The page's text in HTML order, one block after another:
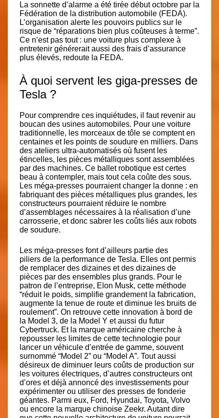
La sonnette d’alarme a été tirée début octobre par la
Fédération de la distribution automobile (FEDA).
L’organisation alerte les pouvoirs publics sur le
risque de “réparations bien plus coûteuses à terme”.
Ce n’est pas tout : une voiture plus complexe à
entretenir générerait aussi des frais d’assurance
plus élevés, redoute la FEDA.
À quoi servent les giga-presses de
Tesla ?
Pour comprendre ces inquiétudes, il faut revenir au
boucan des usines automobiles. Pour une voiture
traditionnelle, les morceaux de tôle se comptent en
centaines et les points de soudure en milliers. Dans
des ateliers ultra-automatisés où fusent les
étincelles, les pièces métalliques sont assemblées
par des machines. Ce ballet robotique est certes
beau à contempler, mais tout cela coûte des sous.
Les méga-presses pourraient changer la donne : en
fabriquant des pièces métalliques plus grandes, les
constructeurs pourraient réduire le nombre
d’assemblages nécessaires à la réalisation d’une
carrosserie, et donc sabrer les coûts liés aux robots
de soudure.
Les méga-presses font d’ailleurs partie des
piliers de la performance de Tesla. Elles ont permis
de remplacer des dizaines et des dizaines de
pièces par des ensembles plus grands. Pour le
patron de l’entreprise, Elon Musk, cette méthode
“réduit le poids, simplifie grandement la fabrication,
augmente la tenue de route et diminue les bruits de
roulement”. On retrouve cette innovation à bord de
la Model 3, de la Model Y et aussi du futur
Cybertruck. Et la marque américaine cherche à
repousser les limites de cette technologie pour
lancer un véhicule d’entrée de gamme, souvent
surnommé “Model 2” ou “Model A”. Tout aussi
désireux de diminuer leurs coûts de production sur
les voitures électriques, d’autres constructeurs ont
d’ores et déjà annoncé des investissements pour
expérimenter ou utiliser des presses de fonderie
géantes. Parmi eux, Ford, Hyundai, Toyota, Volvo
ou encore la marque chinoise Zeekr. Autant dire